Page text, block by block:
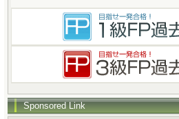
Sponsored Link